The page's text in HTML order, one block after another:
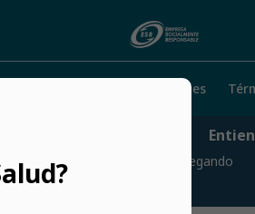
Política de Cookies
navegación. Si continúas navegando